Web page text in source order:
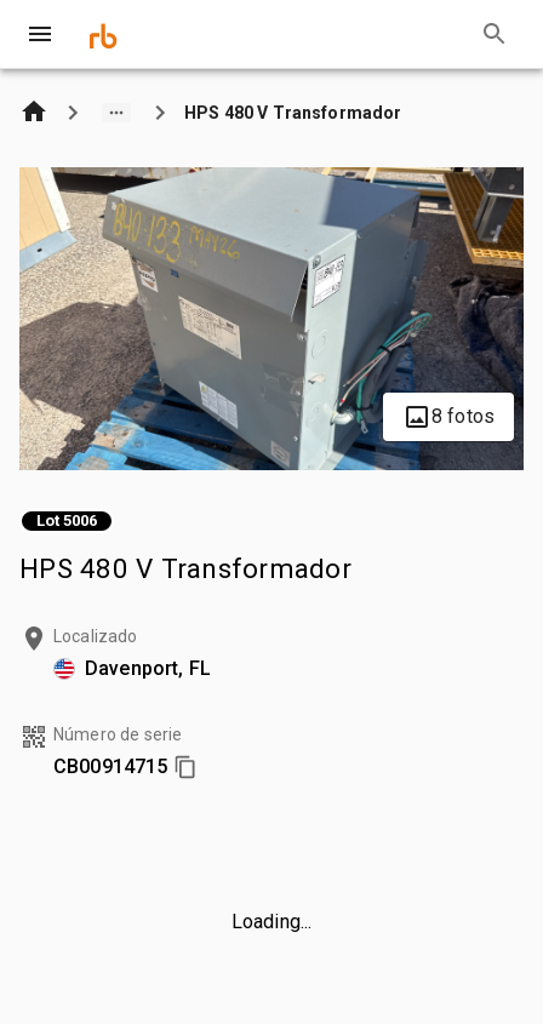
HPS 480 V Transformador
8 fotos
Lot 5006
HPS 480 V Transformador
Localizado
Davenport, FL
Número de serie
CB00914715
Loading...